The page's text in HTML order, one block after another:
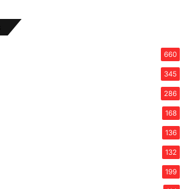
660
345
286
168
136
132
199